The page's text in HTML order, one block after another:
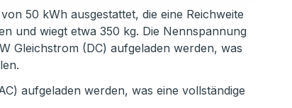
50 kWh ausgestattet, die eine Reichweite
und wiegt etwa 350 kg. Die Nennspannung
Gleichstrom (DC) aufgeladen werden, was
aufgeladen werden, was eine vollständige